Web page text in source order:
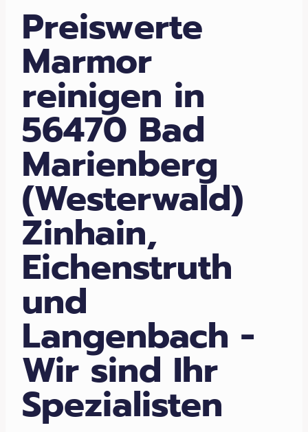
Preiswerte
Marmor
reinigen in
56470 Bad
Marienberg
(Westerwald)
Zinhain,
Eichenstruth
und
Langenbach -
Wir sind Ihr
Spezialisten